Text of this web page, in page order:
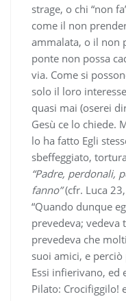
strage, o chi “non
come il non
ammalata, o il non
ponte non possa
via. Come si
solo il loro
quasi mai (oserei
Gesù ce lo chiede.
lo ha fatto Egli
sbeffeggiato,
“Padre, perdonali,
fanno”(cfr. Luca 23,
“Quando dunque
prevedeva;
prevedeva che
suoi amici, e
Essi infierivano, ed
Pilato: Crocifiggilo!